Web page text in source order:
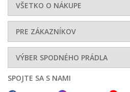
VŠETKO O NÁKUPE
PRE ZÁKAZNÍKOV
VÝBER SPODNÉHO PRÁDLA
SPOJTE SA S NAMI